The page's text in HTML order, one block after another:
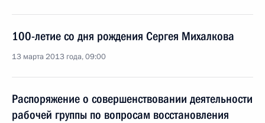
100-летие со дня рождения Сергея Михалкова
13 марта 2013 года, 09:00
Распоряжение о совершенствовании деятельности
рабочей группы по вопросам восстановления